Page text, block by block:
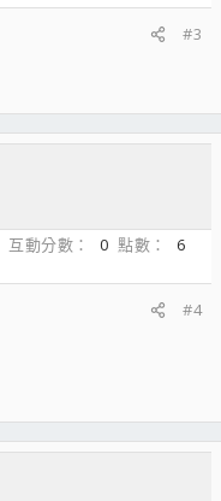
#3
互動分數 0 點數
6
#4